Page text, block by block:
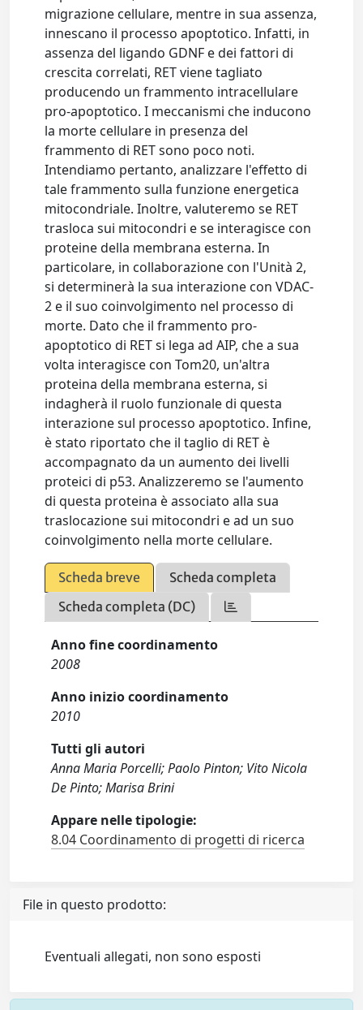
migrazione cellulare, mentre in sua assenza,
innescano il processo apoptotico. Infatti, in
assenza del ligando GDNF e dei fattori di
crescita correlati, RET viene tagliato
producendo un frammento intracellulare
pro-apoptotico. I meccanismi che inducono
la morte cellulare in presenza del
frammento di RET sono poco noti.
Intendiamo pertanto, analizzare l'effetto di
tale frammento sulla funzione energetica
mitocondriale. Inoltre, valuteremo se RET
trasloca sui mitocondri e se interagisce con
proteine della membrana esterna. In
particolare, in collaborazione con l'Unità 2,
si determinerà la sua interazione con VDAC-
2 e il suo coinvolgimento nel processo di
morte. Dato che il frammento pro-
apoptotico di RET si lega ad AIP, che a sua
volta interagisce con Tom20, un'altra
proteina della membrana esterna, si
indagherà il ruolo funzionale di questa
interazione sul processo apoptotico. Infine,
è stato riportato che il taglio di RET è
accompagnato da un aumento dei livelli
proteici di p53. Analizzeremo se l'aumento
di questa proteina è associato alla sua
traslocazione sui mitocondri e ad un suo
coinvolgimento nella morte cellulare.
Scheda breve
Scheda completa
Scheda completa (DC)
Anno fine coordinamento
2008
Anno inizio coordinamento
2010
Tutti gli autori
Anna Maria Porcelli; Paolo Pinton; Vito Nicola
De Pinto; Marisa Brini
Appare nelle tipologie:
8.04 Coordinamento di progetti di ricerca
File in questo prodotto:
Eventuali allegati, non sono esposti